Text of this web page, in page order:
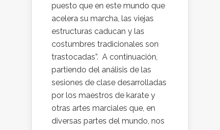
puesto que en este mundo que
acelera su marcha, las viejas
estructuras caducan y las
costumbres tradicionales son
trastocadas”. A continuación,
partiendo del análisis de las
sesiones de clase desarrolladas
por los maestros de karate y
otras artes marciales que, en
diversas partes del mundo, nos